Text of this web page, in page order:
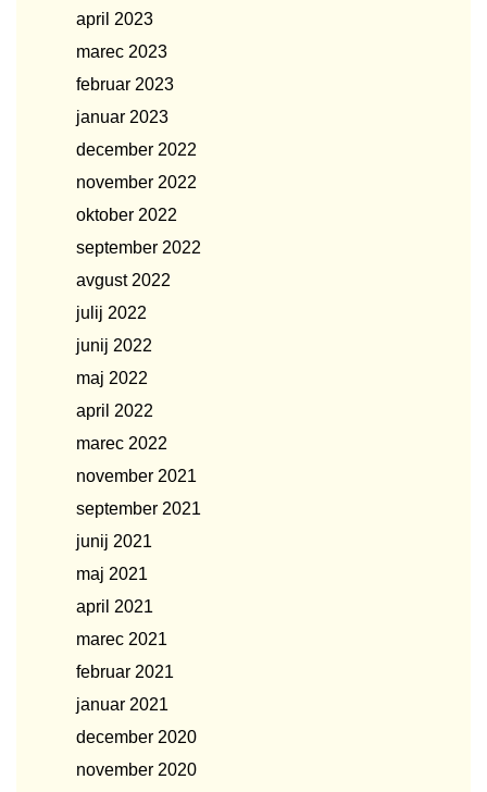
april 2023
marec 2023
februar 2023
januar 2023
december 2022
november 2022
oktober 2022
september 2022
avgust 2022
julij 2022
junij 2022
maj 2022
april 2022
marec 2022
november 2021
september 2021
junij 2021
maj 2021
april 2021
marec 2021
februar 2021
januar 2021
december 2020
november 2020